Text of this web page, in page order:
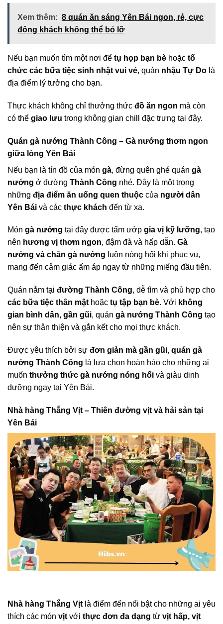
Xem thêm: 8 quán ăn sáng Yên Bái ngon, rẻ, cực
đông khách không thể bỏ lỡ
Nếu bạn muốn tìm một nơi để tụ họp bạn bè hoặc tổ
chức các bữa tiệc sinh nhật vui vẻ, quán nhậu Tự Do là
địa điểm lý tưởng cho bạn.
Thực khách không chỉ thưởng thức đồ ăn ngon mà còn
có thể giao lưu trong không gian chill đặc trưng tại đây.
Quán gà nướng Thành Công – Gà nướng thơm ngon
giữa lòng Yên Bái
Nếu bạn là tín đồ của món gà, đừng quên ghé quán gà
nướng ở đường Thành Công nhé. Đây là một trong
những địa điểm ăn uống quen thuộc của người dân
Yên Bái và các thực khách đến từ xa.
Món gà nướng tại đây được tẩm ướp gia vị kỹ lưỡng, tạo
nên hương vị thơm ngon, đậm đà và hấp dẫn. Gà
nướng và chân gà nướng luôn nóng hổi khi phục vụ,
mang đến cảm giác ấm áp ngay từ những miếng đầu tiên.
Quán nằm tại đường Thành Công, dễ tìm và phù hợp cho
các bữa tiệc thân mật hoặc tụ tập bạn bè. Với không
gian bình dân, gần gũi, quán gà nướng Thành Công tạo
nên sự thân thiện và gắn kết cho mọi thực khách.
Được yêu thích bởi sự đơn giản mà gần gũi, quán gà
nướng Thành Công là lựa chọn hoàn hảo cho những ai
muốn thưởng thức gà nướng nóng hổi và giàu dinh
dưỡng ngay tại Yên Bái.
Nhà hàng Thắng Vịt – Thiên đường vịt và hải sản tại
Yên Bái
Nhà hàng Thắng Vịt là điểm đến nổi bật cho những ai yêu
thích các món vịt với thực đơn đa dạng từ vịt hấp, vịt